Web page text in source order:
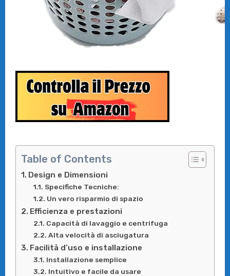
Table of Contents
Design e Dimensioni
Specifiche Tecniche:
Un vero risparmio di spazio
Efficienza e prestazioni
Capacità di lavaggio e centrifuga
Alta velocità di asciugatura
Facilità d’uso e installazione
Installazione semplice
Intuitivo e facile da usare